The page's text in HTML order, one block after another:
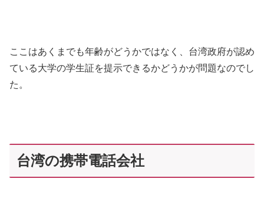
ここはあくまでも年齢がどうかではなく、台湾政府が認め
ている大学の学生証を提示できるかどうかが問題なのでし
た。
台湾の携帯電話会社